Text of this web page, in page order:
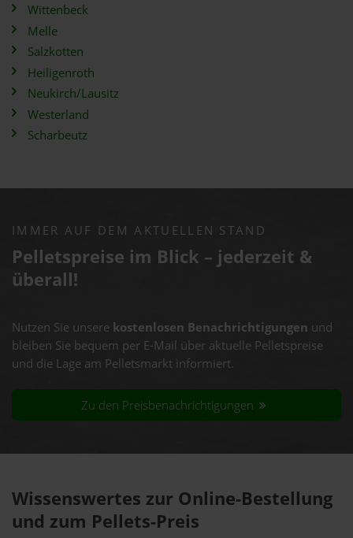
Wittenbeck
Melle
Salzkotten
Heiligenroth
Neukirch/Lausitz
Westerland
Scharbeutz
IMMER AUF DEM AKTUELLEN STAND
Pelletspreise im Blick – jederzeit &
überall!
Nutzen Sie unsere kostenlosen Benachrichtigungen und
bleiben Sie bequem per E-Mail über aktuelle Pelletspreise
und die Lage am Pelletsmarkt informiert.
Zu den Preisbenachrichtigungen
Wissenswertes zur Online-Bestellung
und zum Pellets-Preis